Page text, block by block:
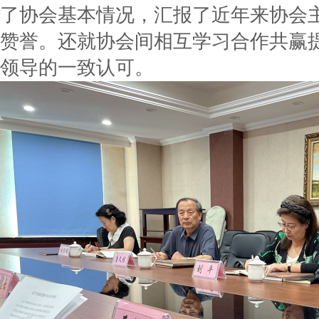
了协会基本情况，汇报了近年来协会
赞誉。还就协会间相互学习合作共赢
领导的一致认可。